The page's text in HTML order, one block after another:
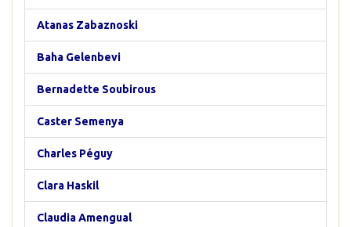
Atanas Zabaznoski
Baha Gelenbevi
Bernadette Soubirous
Caster Semenya
Charles Péguy
Clara Haskil
Claudia Amengual